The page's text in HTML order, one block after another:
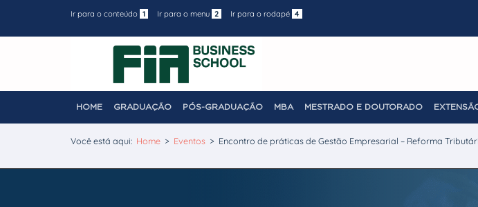
Ir para o conteúdo 1 Ir para o menu 2 Ir para o rodapé 4
HOME GRADUAÇÃO PÓS-GRADUAÇÃO MBA MESTRADO E DOUTORADO
Você está aqui: Home > Eventos > Encontro de práticas de Gestão Empresarial – Reforma